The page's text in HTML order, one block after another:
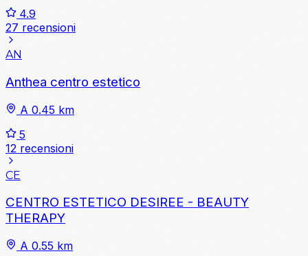
4.9
27 recensioni
AN
Anthea centro estetico
A 0.45 km
5
12 recensioni
CE
CENTRO ESTETICO DESIREE - BEAUTY
THERAPY
A 0.55 km